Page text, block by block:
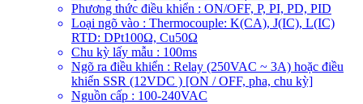
Phương thức điều khiển : ON/OFF, P, PI, PD, PID
Loại ngõ vào : Thermocouple: K(CA), J(IC), L(IC)
RTD: DPt100Ω, Cu50Ω
Chu kỳ lấy mẫu : 100ms
Ngõ ra điều khiển : Relay (250VAC ~ 3A) hoặc điều
khiển SSR (12VDC ) [ON / OFF, pha, chu kỳ]
Nguồn cấp : 100-240VAC